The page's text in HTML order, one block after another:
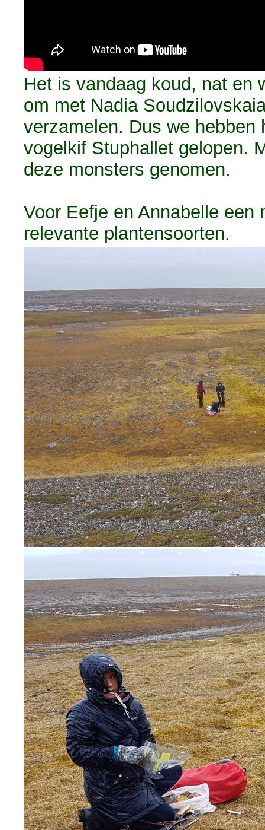
Het is vandaag koud, nat en
om met Nadia
verzamelen. Dus we hebben
vogelkif Stuphallet gelopen.
deze monsters genomen.
Voor Eefje en Annabelle
relevante plantensoorten.